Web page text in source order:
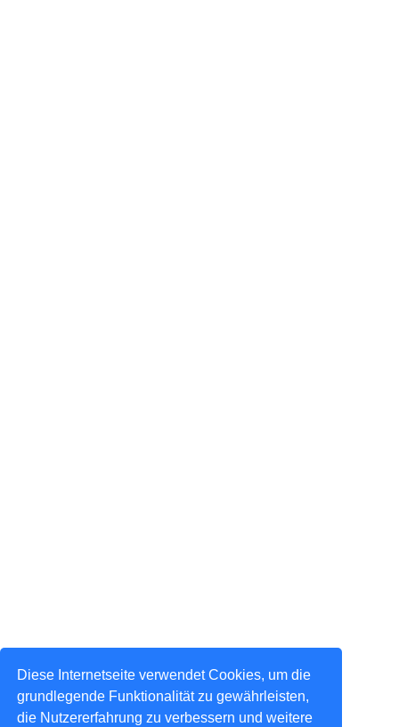
Diese Internetseite verwendet Cookies, um die
grundlegende Funktionalität zu gewährleisten,
die Nutzererfahrung zu verbessern und weitere